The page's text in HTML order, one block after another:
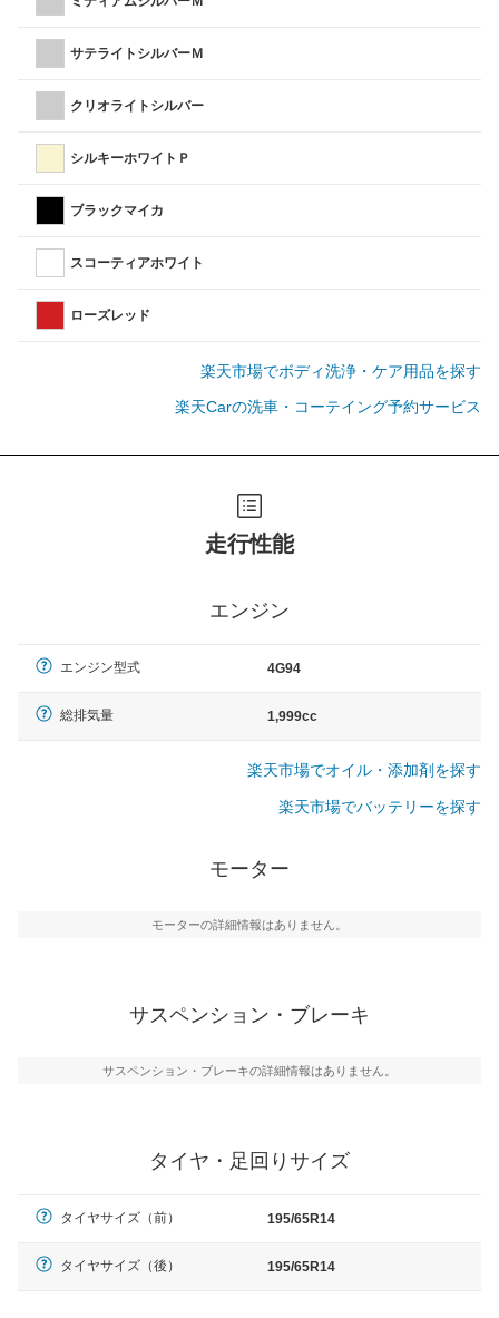
サテライトシルバーＭ
クリオライトシルバー
シルキーホワイトＰ
ブラックマイカ
スコーティアホワイト
ローズレッド
楽天市場でボディ洗浄・ケア用品を探す
楽天Carの洗車・コーテイング予約サービス
走行性能
エンジン
エンジン型式 4G94
総排気量 1,999cc
楽天市場でオイル・添加剤を探す
楽天市場でバッテリーを探す
モーター
モーターの詳細情報はありません。
サスペンション・ブレーキ
サスペンション・ブレーキの詳細情報はありません。
タイヤ・足回りサイズ
タイヤサイズ（前） 195/65R14
タイヤサイズ（後） 195/65R14